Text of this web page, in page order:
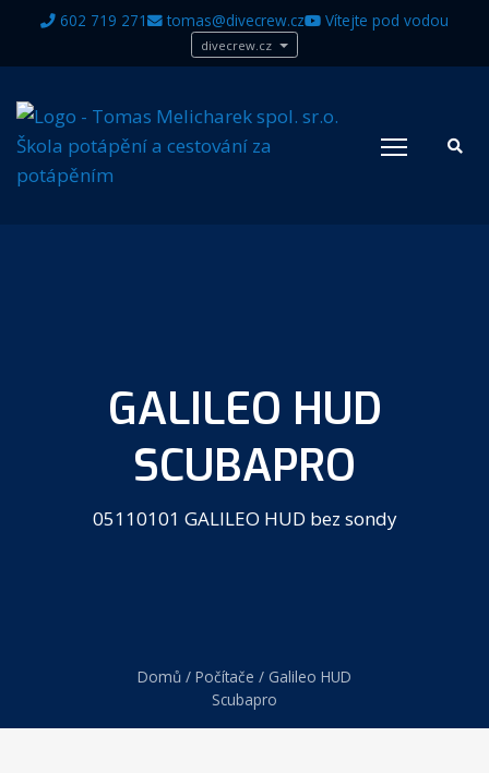
602 719 271 tomas@divecrew.cz Vítejte pod vodou
divecrew.cz
GALILEO HUD
SCUBAPRO
05110101 GALILEO HUD bez sondy
Domů / Počítače / Galileo HUD
Scubapro